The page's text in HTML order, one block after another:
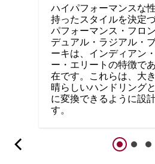
ハイパフォーマンスな
持ったスタイルを決定
パフォーマンス・フロ
デュアル・ラジアル・
ーキは、インディアン
ー・エリートの特徴で
在です。これらは、大
晴らしいハンドリング
に変換できるように設
す。